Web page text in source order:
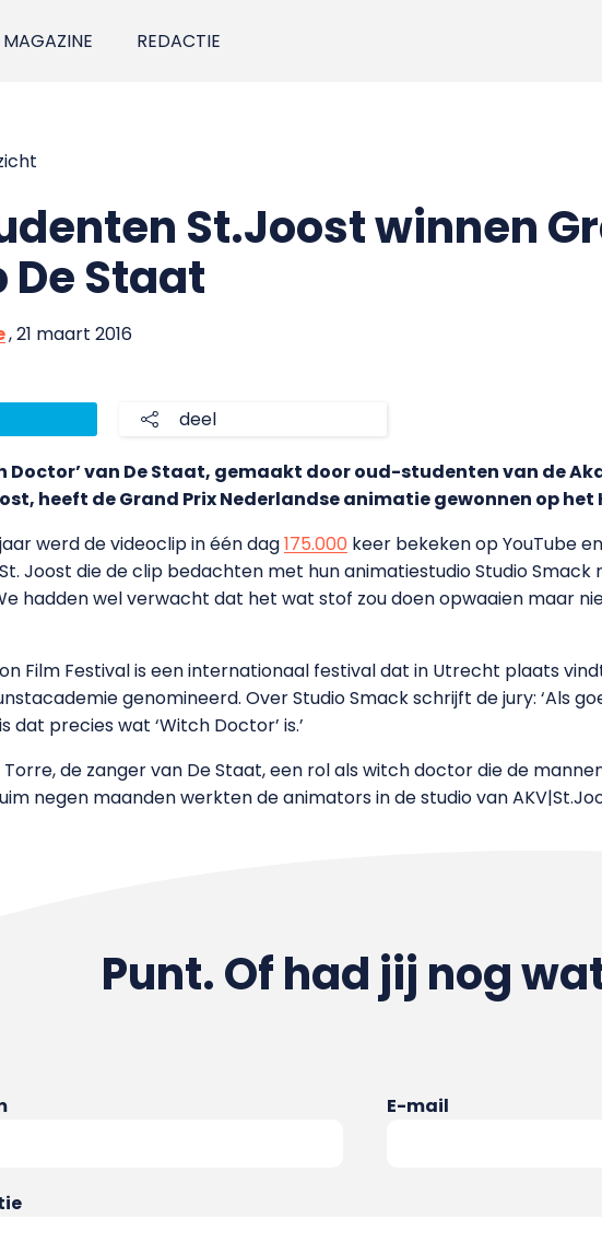
MAGAZINE REDACTIE
St.Joost winnen
Staat
, 21 maart 2016
deel
Doctor’ van De Staat, gemaakt door oud-studenten van de
heeft de Grand Prix Nederlandse animatie gewonnen op
werd de videoclip in één dag175.000 keer bekeken op YouTube
Joost die de clip bedachten met hun animatiestudio Studio
hadden wel verwacht dat het wat stof zou doen opwaaien maar
Film Festival is een internationaal festival dat in Utrecht plaats
genomineerd. Over Studio Smack schrijft de jury: ‘Als
dat precies wat ‘Witch Doctor’ is.’
de zanger van De Staat, een rol als witch doctor die de
negen maanden werkten de animators in de studio van
Punt. Of had jij nog
E-mail